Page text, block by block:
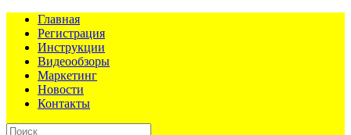
Главная
Регистрация
Инструкции
Видеообзоры
Маркетинг
Новости
Контакты